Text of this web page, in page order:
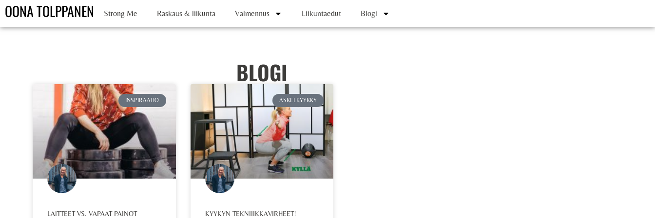
OONA TOLPPANEN Strong Me Raskaus & liikunta Valmennus Liikuntaedut Blogi
BLOGI
INSPIRAATIO
LAITTEET VS. VAPAAT PAINOT
ASKELKYYKKY
KYYKYN TEKNIIIKKAVIRHEET!